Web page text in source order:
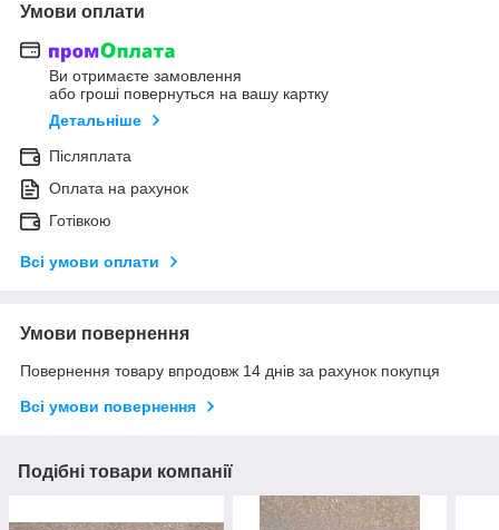
Умови оплати
Ви отримаєте замовлення
або гроші повернуться на вашу картку
Детальніше
Післяплата
Оплата на рахунок
Готівкою
Всі умови оплати
Умови повернення
Повернення товару впродовж 14 днів за рахунок покупця
Всі умови повернення
Подібні товари компанії